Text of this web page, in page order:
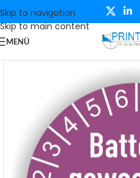
Skip to navigation
Skip to main content
MENÜ